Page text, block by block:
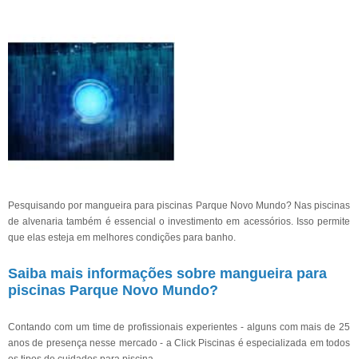
Pesquisando por mangueira para piscinas Parque Novo Mundo? Nas piscinas
de alvenaria também é essencial o investimento em acessórios. Isso permite
que elas esteja em melhores condições para banho.
Saiba mais informações sobre mangueira para
piscinas Parque Novo Mundo?
Contando com um time de profissionais experientes - alguns com mais de 25
anos de presença nesse mercado - a Click Piscinas é especializada em todos